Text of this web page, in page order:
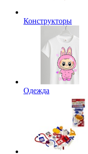
Конструкторы
Одежда